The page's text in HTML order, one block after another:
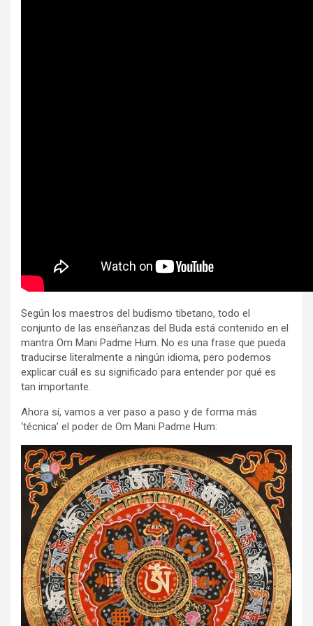
Según los maestros del budismo tibetano, todo el
conjunto de las enseñanzas del Buda está contenido en el
mantra Om Mani Padme Hum. No es una frase que pueda
traducirse literalmente a ningún idioma, pero podemos
explicar cuál es su significado para entender por qué es
tan importante.
Ahora sí, vamos a ver paso a paso y de forma más
‘técnica’ el poder de Om Mani Padme Hum: